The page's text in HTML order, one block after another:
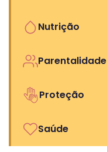
Nutrição
Parentalidade
Proteção
Saúde